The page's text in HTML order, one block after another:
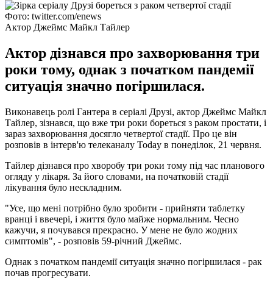
Фото: twitter.com/enews
Актор Джеймс Майкл Тайлер
Актор дізнався про захворювання три
роки тому, однак з початком пандемії
ситуація значно погіршилася.
Виконавець ролі Гантера в серіалі Друзі, актор Джеймс Майкл
Тайлер, зізнався, що вже три роки бореться з раком простати, і
зараз захворювання досягло четвертої стадії. Про це він
розповів в інтерв'ю телеканалу Today в понеділок, 21 червня.
Тайлер дізнався про хворобу три роки тому під час планового
огляду у лікаря. За його словами, на початковій стадії
лікування було нескладним.
"Усе, що мені потрібно було зробити - прийняти таблетку
вранці і ввечері, і життя було майже нормальним. Чесно
кажучи, я почувався прекрасно. У мене не було жодних
симптомів", - розповів 59-річний Джеймс.
Однак з початком пандемії ситуація значно погіршилася - рак
почав прогресувати.